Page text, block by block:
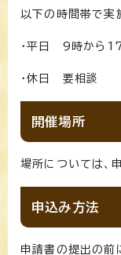
以下の時間帯で実
・平日 9時から
・休日 要相談
開催場所
場所については、
申込み方法
申請書の提出の前